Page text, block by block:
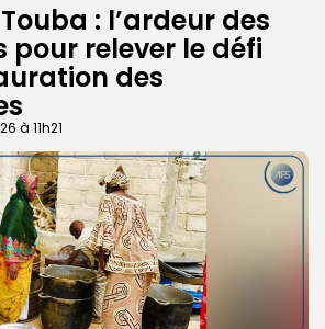
: l’ardeur des
pour relever le défi
des
à 11h21